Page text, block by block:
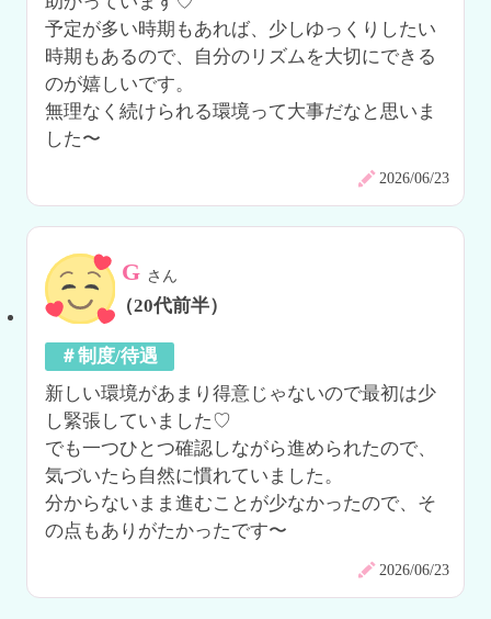
予定が多い時期もあれば、少しゆっくりしたい
時期もあるので、自分のリズムを大切にできる
のが嬉しいです。
無理なく続けられる環境って大事だなと思いま
した〜
2026/06/23
G さん
（20代前半）
＃制度/待遇
新しい環境があまり得意じゃないので最初は少
し緊張していました♡
でも一つひとつ確認しながら進められたので、
気づいたら自然に慣れていました。
分からないまま進むことが少なかったので、そ
の点もありがたかったです〜
2026/06/23